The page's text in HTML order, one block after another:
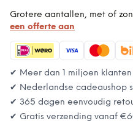
Grotere aantallen, met of
een offerte aan
✔ Meer dan 1 miljoen
✔ Nederlandse cadeaushop
✔ 365 dagen eenvoudig
✔ Gratis verzending vanaf